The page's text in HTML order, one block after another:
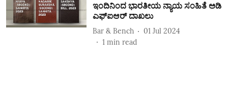
ಇಂದಿನಿಂದ ಭಾರತೀಯ ನ್ಯಾಯ ಸಂಹಿತೆ ಅಡಿ
ಎಫ್‌ಐಆರ್‌ ದಾಖಲು
Bar & Bench
01 Jul 2024
1 min read